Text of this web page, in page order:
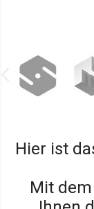
Hier ist
Mit